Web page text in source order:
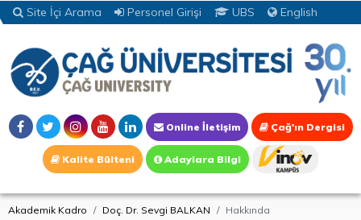
Site İçi Arama Personel Girişi UBS English
Online İletişim Çağ'ın Dergisi
Kalite Bülteni Adaylara Bilgi
Akademik Kadro Doç. Dr. Sevgi BALKAN Hakkında